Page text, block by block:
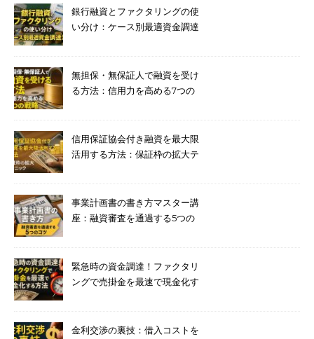
銀行融資とファクタリングの使
い分け：ケース別最適資金調達
無担保・無保証人で融資を受け
る方法：信用力を高める7つの
信用保証協会付き融資を最大限
活用する方法：保証枠の拡大テ
事業計画書の書き方マスター講
座：融資審査を通過する5つの
緊急時の資金調達！ファクタリ
ングで売掛金を最速で現金化す
金利交渉の裏技：借入コストを